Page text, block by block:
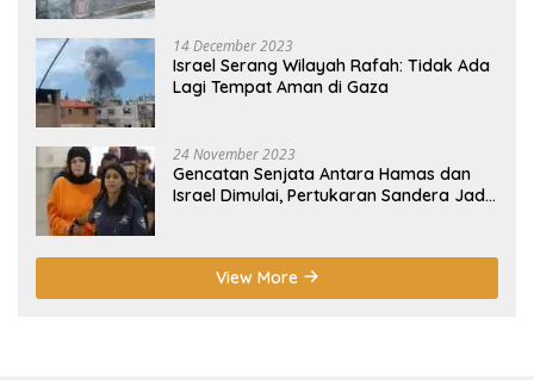
14 December 2023
Israel Serang Wilayah Rafah: Tidak Ada
Lagi Tempat Aman di Gaza
24 November 2023
Gencatan Senjata Antara Hamas dan
Israel Dimulai, Pertukaran Sandera Jadi
View More